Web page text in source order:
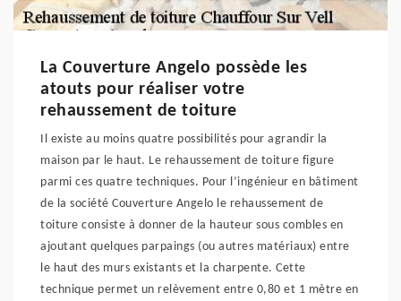
La Couverture Angelo possède les
atouts pour réaliser votre
rehaussement de toiture
Il existe au moins quatre possibilités pour agrandir la
maison par le haut. Le rehaussement de toiture figure
parmi ces quatre techniques. Pour l’ingénieur en bâtiment
de la société Couverture Angelo le rehaussement de
toiture consiste à donner de la hauteur sous combles en
ajoutant quelques parpaings (ou autres matériaux) entre
le haut des murs existants et la charpente. Cette
technique permet un relèvement entre 0,80 et 1 mètre en